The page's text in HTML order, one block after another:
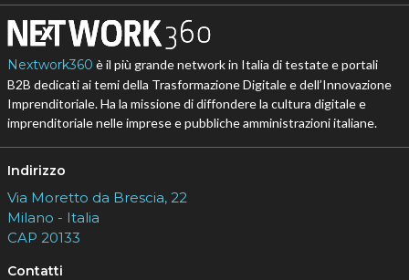
Nextwork360 è il più grande network in Italia di testate e portali
B2B dedicati ai temi della Trasformazione Digitale e dell’Innovazione
Imprenditoriale. Ha la missione di diffondere la cultura digitale e
imprenditoriale nelle imprese e pubbliche amministrazioni italiane.
Indirizzo
Via Moretto da Brescia, 22
Milano - Italia
CAP 20133
Contatti